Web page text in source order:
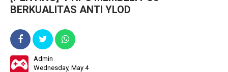
BERKUALITAS ANTI YLOD
Admin
Wednesday, May 4